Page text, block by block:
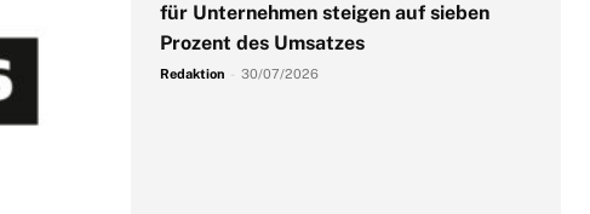
für Unternehmen steigen auf sieben
Prozent des Umsatzes
Redaktion 30/07/2026